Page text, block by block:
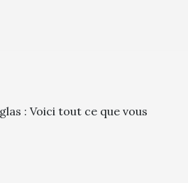
: Voici tout ce que vous